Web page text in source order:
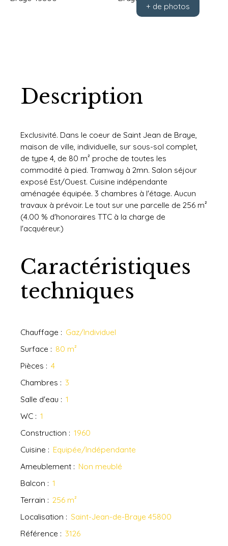
+ de photos
Description
Exclusivité. Dans le coeur de Saint Jean de Braye,
maison de ville, individuelle, sur sous-sol complet,
de type 4, de 80 m² proche de toutes les
commodité à pied. Tramway à 2mn. Salon séjour
exposé Est/Ouest. Cuisine indépendante
aménagée équipée. 3 chambres à l'étage. Aucun
travaux à prévoir. Le tout sur une parcelle de 256 m²
(4.00 % d'honoraires TTC à la charge de
l'acquéreur.)
Caractéristiques
techniques
Chauffage : Gaz/Individuel
Surface : 80 m²
Pièces : 4
Chambres : 3
Salle d'eau : 1
WC : 1
Construction : 1960
Cuisine : Equipée/Indépendante
Ameublement : Non meublé
Balcon : 1
Terrain : 256 m²
Localisation : Saint-Jean-de-Braye 45800
Référence : 3126